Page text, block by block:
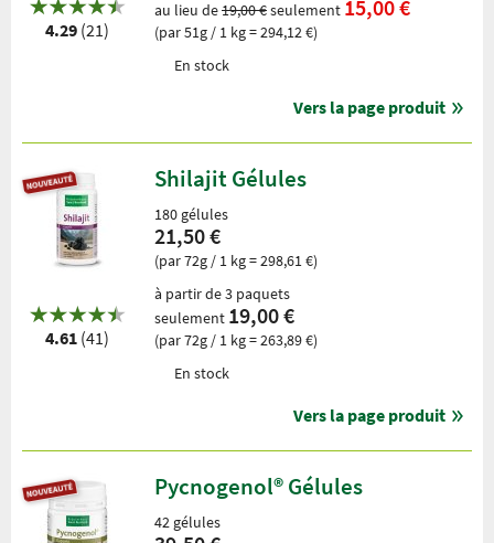
4.29 (21)
au lieu de19,00 €seulement 15,00 €
(par 51g / 1 kg = 294,12 €)
En stock
Vers la page produit
4.61 (41)
Shilajit Gélules
180 gélules
21,50 €
(par 72g / 1 kg = 298,61 €)
à partir de 3 paquets
seulement 19,00 €
(par 72g / 1 kg = 263,89 €)
En stock
Vers la page produit
Pycnogenol® Gélules
42 gélules